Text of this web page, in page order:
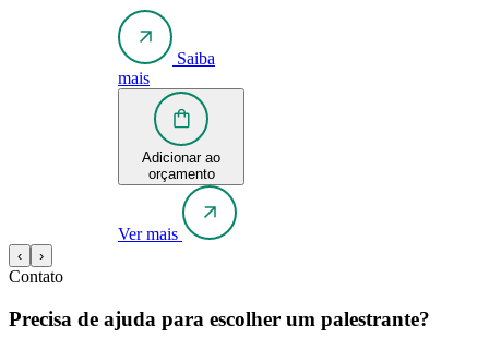
Saiba
mais
Adicionar ao
orçamento
Ver mais
‹ ›
Contato
Precisa de ajuda para escolher um palestrante?